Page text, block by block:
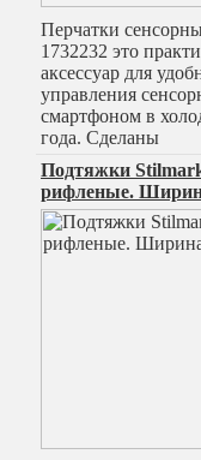
Перчатки
1732232 это
аксессуар для
управления
смартфоном в
года. Сделаны
Подтяжки
рифленые.